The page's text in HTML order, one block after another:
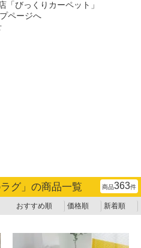
「びっくりカーペット」
グ」の商品一覧 商品363件
おすすめ順 価格順 新着順